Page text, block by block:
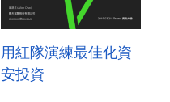
用紅隊演練最佳化資
安投資